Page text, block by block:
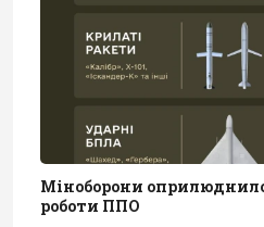
Міноборони
роботи ППО